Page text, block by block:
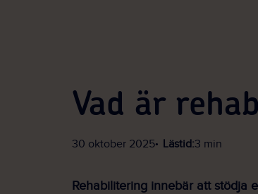
Vad är
30 oktober 2025 Lästid:3 min
Rehabilitering innebär att stödja